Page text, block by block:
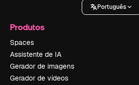
Português
Produtos
Spaces
Assistente de IA
Gerador de imagens
Gerador de vídeos